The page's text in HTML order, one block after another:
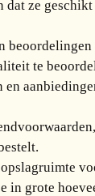
dat ze
beoordelingen
te
in grote